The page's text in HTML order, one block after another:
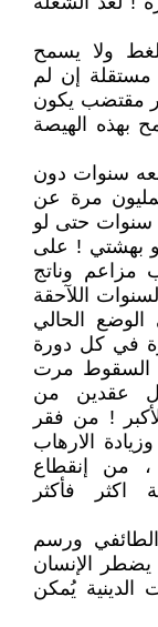
ولا يسمح
إن لم
مقتضب يكون
بهذه الهيصة
سنوات دون
مرة عن
سنوات حتى لو
بهشتي ! على
مزاعم وناتج
اللآحقة
الوضع الحالي
في كل دورة
السقوط مرت
عقدين من
! من فقر
الارهاب
، من إنقطاع
اكثر فأكثر
ورسم
يضطر الإنسان
الدينية يُمكن